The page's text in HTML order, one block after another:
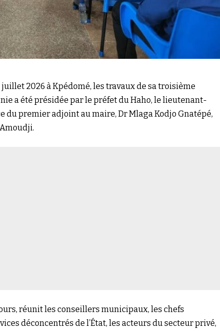
2026 à Kpédomé, les travaux de sa troisième
a été présidée par le préfet du Haho, le lieutenant-
du premier adjoint au maire, Dr Mlaga Kodjo Gnatépé,
réunit les conseillers municipaux, les chefs
déconcentrés de l’État, les acteurs du secteur privé,